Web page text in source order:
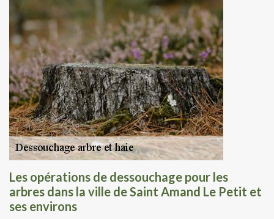
Les opérations de dessouchage pour les
arbres dans la ville de Saint Amand Le Petit et
ses environs